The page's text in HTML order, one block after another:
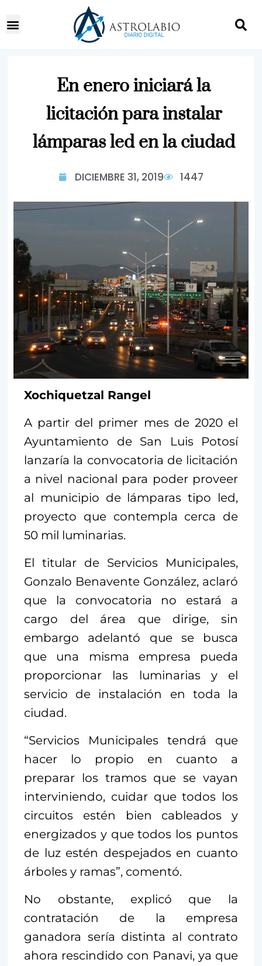
En enero iniciará la
licitación para instalar
lámparas led en la ciudad
DICIEMBRE 31, 2019 1447
Xochiquetzal Rangel
A partir del primer mes de 2020 el
Ayuntamiento de San Luis Potosí
lanzaría la convocatoria de licitación
a nivel nacional para poder proveer
al municipio de lámparas tipo led,
proyecto que contempla cerca de
50 mil luminarias.
El titular de Servicios Municipales,
Gonzalo Benavente González, aclaró
que la convocatoria no estará a
cargo del área que dirige, sin
embargo adelantó que se busca
que una misma empresa pueda
proporcionar las luminarias y el
servicio de instalación en toda la
ciudad.
“Servicios Municipales tendrá que
hacer lo propio en cuanto a
preparar los tramos que se vayan
interviniendo, cuidar que todos los
circuitos estén bien cableados y
energizados y que todos los puntos
de luz estén despejados en cuanto
árboles y ramas”, comentó.
No obstante, explicó que la
contratación de la empresa
ganadora sería distinta al contrato
ahora rescindido con Panavi, ya que